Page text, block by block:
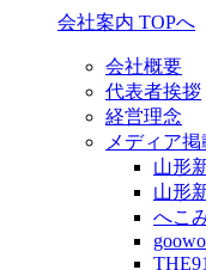
会社案内 TOPへ
会社概要
代表者挨拶
経営理念
メディア掲
山形
山形
へこ